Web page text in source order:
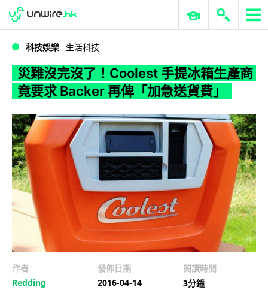
WWDC 2026 ERP 與商業 AI
科技娛樂 生活科技
災難沒完沒了！Coolest 手提冰箱生產商
竟要求 Backer 再俾「加急送貨費」
作者
Redding
發佈日期
2016-04-14
閱讀時間
3分鐘